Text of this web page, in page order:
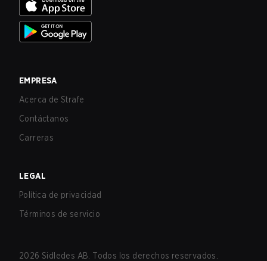
EMPRESA
Acerca de Strafe
Contáctanos
Carreras
LEGAL
Política de privacidad
Términos de servicio
2026 Sidledes AB. Todos los derechos reservados.